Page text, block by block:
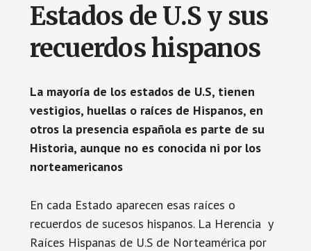
Estados de U.S y sus
recuerdos hispanos
La mayoría de los estados de U.S, tienen
vestigios, huellas o raíces de Hispanos, en
otros la presencia española es parte de su
Historia, aunque no es conocida ni por los
norteamericanos
En cada Estado aparecen esas raíces o
recuerdos de sucesos hispanos. La Herencia y
Raíces Hispanas de U.S de Norteamérica por